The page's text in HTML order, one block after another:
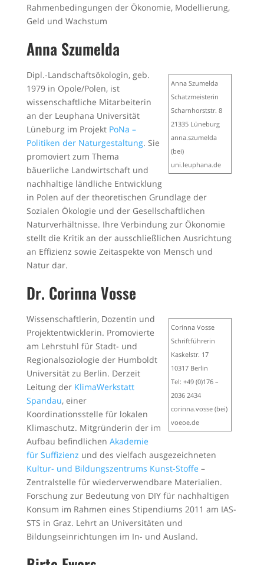
Rahmenbedingungen der Ökonomie, Modellierung,
Geld und Wachstum
Anna Szumelda
Anna Szumelda
Schatzmeisterin
Scharnhorststr. 8
21335 Lüneburg
anna.szumelda
(bei)
uni.leuphana.de
Dipl.-Landschaftsökologin, geb.
1979 in Opole/Polen, ist
wissenschaftliche Mitarbeiterin
an der Leuphana Universität
Lüneburg im Projekt PoNa –
Politiken der Naturgestaltung. Sie
promoviert zum Thema
bäuerliche Landwirtschaft und
nachhaltige ländliche Entwicklung
in Polen auf der theoretischen Grundlage der
Sozialen Ökologie und der Gesellschaftlichen
Naturverhältnisse. Ihre Verbindung zur Ökonomie
stellt die Kritik an der ausschließlichen Ausrichtung
an Effizienz sowie Zeitaspekte von Mensch und
Natur dar.
Dr. Corinna Vosse
Corinna Vosse
Schriftführerin
Kaskelstr. 17
10317 Berlin
Tel: +49 (0)176 –
2036 2434
corinna.vosse (bei)
voeoe.de
Wissenschaftlerin, Dozentin und
Projektentwicklerin. Promovierte
am Lehrstuhl für Stadt- und
Regionalsoziologie der Humboldt
Universität zu Berlin. Derzeit
Leitung der KlimaWerkstatt
Spandau, einer
Koordinationsstelle für lokalen
Klimaschutz. Mitgründerin der im
Aufbau befindlichen Akademie
für Suffizienz und des vielfach ausgezeichneten
Kultur- und Bildungszentrums Kunst-Stoffe –
Zentralstelle für wiederverwendbare Materialien.
Forschung zur Bedeutung von DIY für nachhaltigen
Konsum im Rahmen eines Stipendiums 2011 am IAS-
STS in Graz. Lehrt an Universitäten und
Bildungseinrichtungen im In- und Ausland.